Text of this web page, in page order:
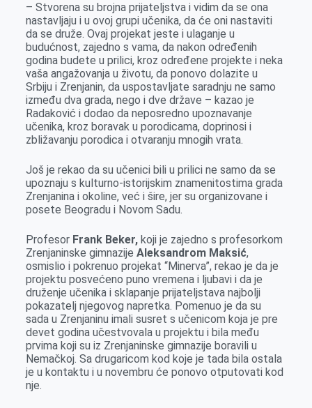
– Stvorena su brojna prijateljstva i vidim da se ona
nastavljaju i u ovoj grupi učenika, da će oni nastaviti
da se druže. Ovaj projekat jeste i ulaganje u
budućnost, zajedno s vama, da nakon određenih
godina budete u prilici, kroz određene projekte i neka
vaša angažovanja u životu, da ponovo dolazite u
Srbiju i Zrenjanin, da uspostavljate saradnju ne samo
između dva grada, nego i dve države – kazao je
Radaković i dodao da neposredno upoznavanje
učenika, kroz boravak u porodicama, doprinosi i
zbližavanju porodica i otvaranju mnogih vrata.
Još je rekao da su učenici bili u prilici ne samo da se
upoznaju s kulturno-istorijskim znamenitostima grada
Zrenjanina i okoline, već i šire, jer su organizovane i
posete Beogradu i Novom Sadu.
Profesor Frank Beker,koji je zajedno s profesorkom
Zrenjaninske gimnazije Aleksandrom Maksić,
osmislio i pokrenuo projekat “Minerva”, rekao je da je
projektu posvećeno puno vremena i ljubavi i da je
druženje učenika i sklapanje prijateljstava najbolji
pokazatelj njegovog napretka. Pomenuo je da su
sada u Zrenjaninu imali susret s učenicom koja je pre
devet godina učestvovala u projektu i bila među
prvima koji su iz Zrenjaninske gimnazije boravili u
Nemačkoj. Sa drugaricom kod koje je tada bila ostala
je u kontaktu i u novembru će ponovo otputovati kod
nje.